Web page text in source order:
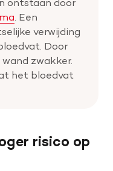
ontstaan door
. Een
verwijding
Door
zwakker.
het bloedvat
risico op